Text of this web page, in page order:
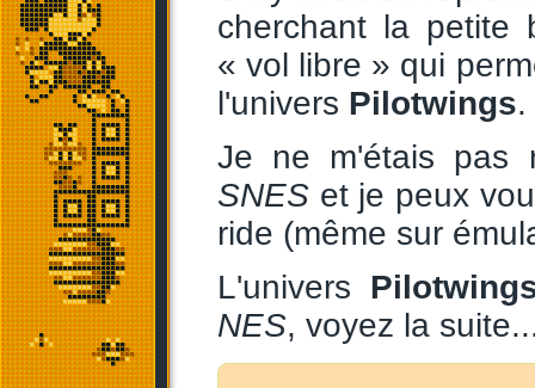
cherchant la petite
« vol libre » qui
l'univers Pilotwings.
Je ne m'étais pas
SNES et je peux
ride (même sur
L'univers
NES, voyez la